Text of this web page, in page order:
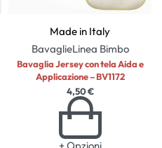
Made in Italy
BavaglieLinea Bimbo
Bavaglia Jersey con tela Aida e
Applicazione – BV1172
4,50€